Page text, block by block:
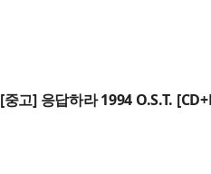
[중고] 응답하라 1994 O.S.T.